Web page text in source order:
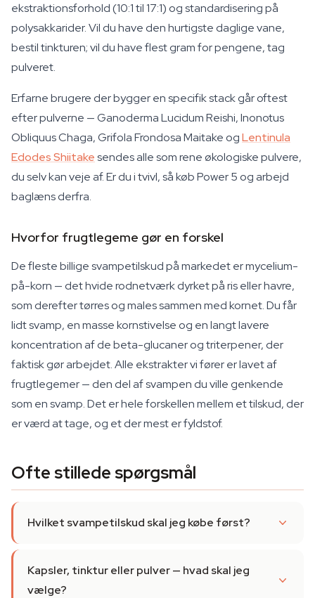
ekstraktionsforhold (10:1 til 17:1) og standardisering på
polysakkarider. Vil du have den hurtigste daglige vane,
bestil tinkturen; vil du have flest gram for pengene, tag
pulveret.
Erfarne brugere der bygger en specifik stack går oftest
efter pulverne — Ganoderma Lucidum Reishi, Inonotus
Obliquus Chaga, Grifola Frondosa Maitake ogLentinula
Edodes Shiitakesendes alle som rene økologiske pulvere,
du selv kan veje af. Er du i tvivl, så køb Power 5 og arbejd
baglæns derfra.
Hvorfor frugtlegeme gør en forskel
De fleste billige svampetilskud på markedet er mycelium-
på-korn — det hvide rodnetværk dyrket på ris eller havre,
som derefter tørres og males sammen med kornet. Du får
lidt svamp, en masse kornstivelse og en langt lavere
koncentration af de beta-glucaner og triterpener, der
faktisk gør arbejdet. Alle ekstrakter vi fører er lavet af
frugtlegemer — den del af svampen du ville genkende
som en svamp. Det er hele forskellen mellem et tilskud, der
er værd at tage, og et der mest er fyldstof.
Ofte stillede spørgsmål
Hvilket svampetilskud skal jeg købe først?
Kapsler, tinktur eller pulver — hvad skal jeg
vælge?